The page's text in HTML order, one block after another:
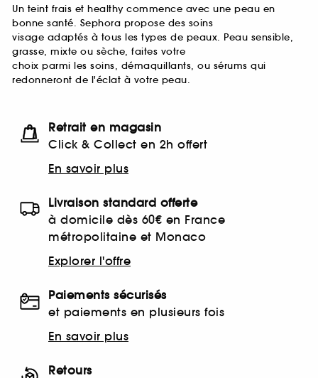
Un teint frais et healthy commence avec une peau en
bonne santé. Sephora propose des soins
visage adaptés à tous les types de peaux. Peau sensible,
grasse, mixte ou sèche, faites votre
choix parmi les soins, démaquillants, ou sérums qui
redonneront de l'éclat à votre peau.
Retrait en magasin
Click & Collect en 2h offert
En savoir plus
Livraison standard offerte
à domicile dès 60€ en France
métropolitaine et Monaco
Explorer l'offre
Paiements sécurisés
et paiements en plusieurs fois
En savoir plus
Retours